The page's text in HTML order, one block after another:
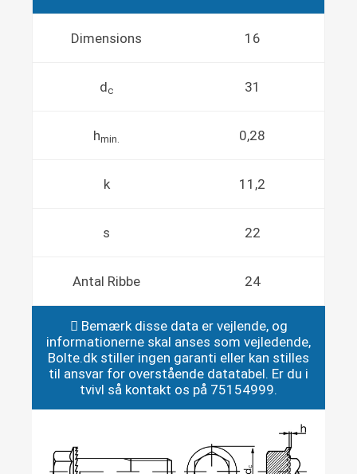
Dimensions 16
dc 31
hmin. 0,28
k 11,2
s 22
Antal Ribbe 24
Bemærk disse data er vejlende, og
informationerne skal anses som vejledende,
Bolte.dk stiller ingen garanti eller kan stilles
til ansvar for overstående datatabel. Er du i
tvivl så kontakt os på 75154999.